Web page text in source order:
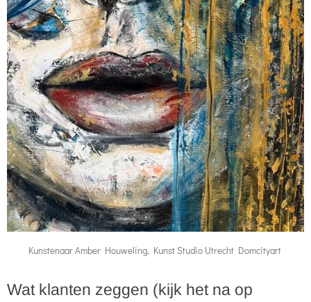
Kunstenaar Amber Houweling, Kunst Studio Utrecht Domcityart
Wat klanten zeggen (kijk het na op